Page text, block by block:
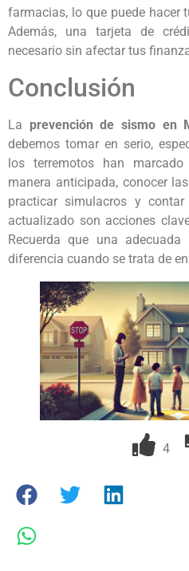
farmacias, lo que puede hacer
Además, una tarjeta de
necesario sin afectar tus
Conclusión
La prevención de sismo en
debemos tomar en serio,
los terremotos han
manera anticipada, conocer
practicar simulacros y
actualizado son acciones
Recuerda que una
diferencia cuando se trata de
4